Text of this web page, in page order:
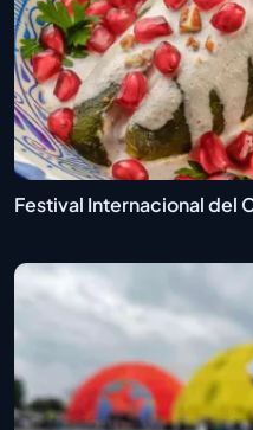
Festival Internacional del